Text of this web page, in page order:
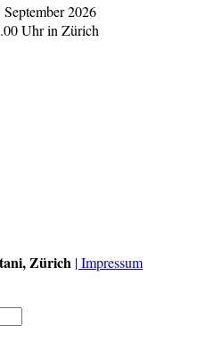
September 2026
Uhr in Zürich
Zürich | Impressum